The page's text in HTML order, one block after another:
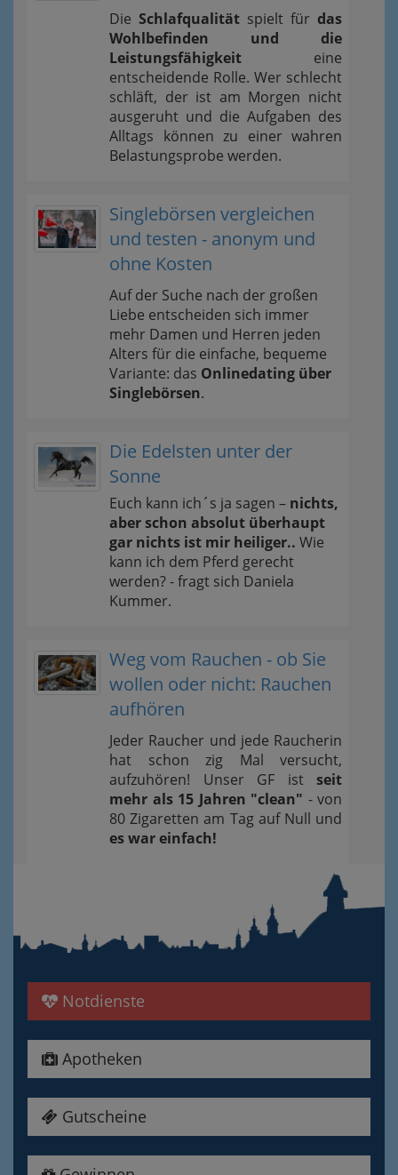
Die Schlafqualität spielt für das
Wohlbefinden und die
Leistungsfähigkeit eine
entscheidende Rolle. Wer schlecht
schläft, der ist am Morgen nicht
ausgeruht und die Aufgaben des
Alltags können zu einer wahren
Belastungsprobe werden.
Singlebörsen vergleichen
und testen - anonym und
ohne Kosten
Auf der Suche nach der großen
Liebe entscheiden sich immer
mehr Damen und Herren jeden
Alters für die einfache, bequeme
Variante: das Onlinedating über
Singlebörsen.
Die Edelsten unter der
Sonne
Euch kann ich´s ja sagen – nichts,
aber schon absolut überhaupt
gar nichts ist mir heiliger.. Wie
kann ich dem Pferd gerecht
werden? - fragt sich Daniela
Kummer.
Weg vom Rauchen - ob Sie
wollen oder nicht: Rauchen
aufhören
Jeder Raucher und jede Raucherin
hat schon zig Mal versucht,
aufzuhören! Unser GF ist seit
mehr als 15 Jahren "clean" - von
80 Zigaretten am Tag auf Null und
es war einfach!
Notdienste
Apotheken
Gutscheine